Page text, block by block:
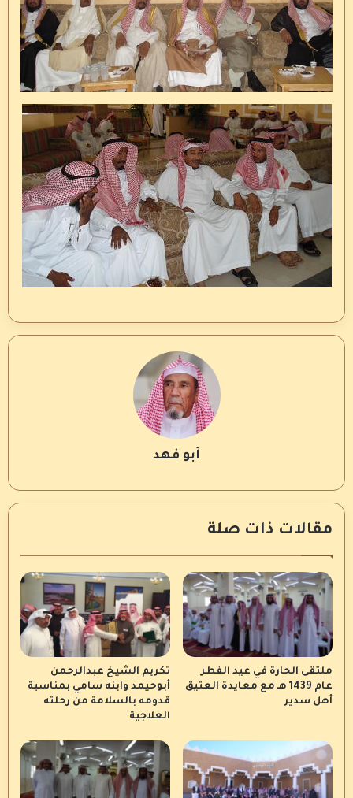
أبو فهد
مقالات ذات صلة
ملتقى الحارة في عيد الفطر
عام 1439 هـ مع معايدة العتيق
أهل سدير
تكريم الشيخ عبدالرحمن
أبوحيمد وابنه سامي بمناسبة
قدومه بالسلامة من رحلته
العلاجية